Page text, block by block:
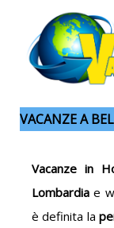
VACANZE A
Vacanze in
Lombardia e
è definita la